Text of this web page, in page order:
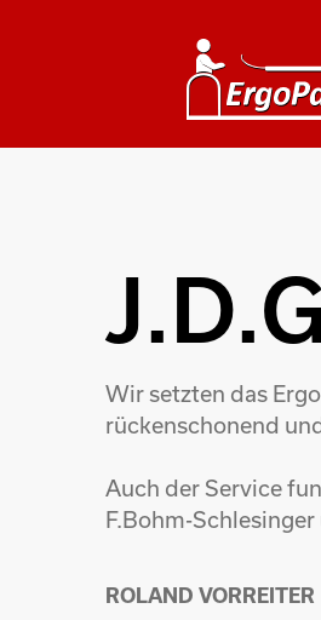
Wir setzten das
rückenschonend
Auch der Service
F.Bohm-
ROLAND VORREITER